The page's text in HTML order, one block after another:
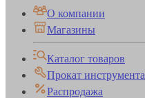
О компании
Магазины
Каталог товаров
Прокат инструмента
Распродажа